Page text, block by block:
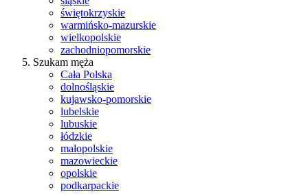
świętokrzyskie
warmińsko-mazurskie
wielkopolskie
zachodniopomorskie
Szukam męża
Cała Polska
dolnośląskie
kujawsko-pomorskie
lubelskie
lubuskie
łódzkie
małopolskie
mazowieckie
opolskie
podkarpackie